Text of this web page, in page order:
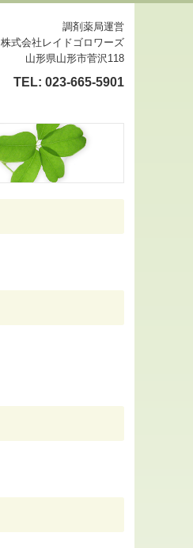
調剤薬局運営
株式会社レイドゴロワーズ
山形県山形市菅沢118
TEL: 023-665-5901